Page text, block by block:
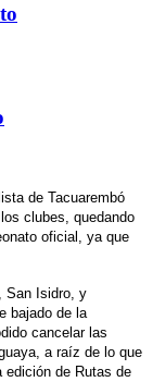
de Tacuarembó
clubes, quedando
oficial, ya que
San Isidro, y
bajado de la
cancelar las
a raíz de lo que
edición de Rutas de